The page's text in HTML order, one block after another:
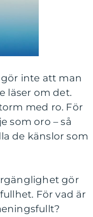
inte att man
läser om det.
med ro. För
som oro – så
de känslor som
gör
För vad är